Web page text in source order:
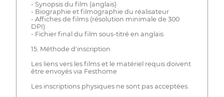
- Synopsis du film (anglais)
- Biographie et filmographie du réalisateur
- Affiches de films (résolution minimale de 300
DPI)
- Fichier final du film sous-titré en anglais
15. Méthode d'inscription
Les liens vers les films et le matériel requis doivent
être envoyés via Festhome
Les inscriptions physiques ne sont pas acceptées.